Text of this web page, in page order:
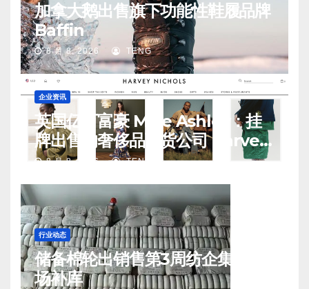
加拿大鹅出售旗下功能性鞋履品牌
Baffin
8 月 8, 2026 TENG
企业资讯
英国亿万富豪 Mike Ashley：挂
牌出售的奢侈品百货公司 Harvey
Nichols 正陷入“死亡螺旋”
8 月 8, 2026 TENG
行业动态
储备棉轮出销售第3周纺企集中入
场补库